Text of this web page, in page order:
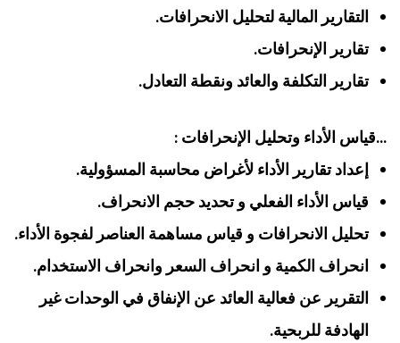
التقارير المالية لتحليل الانحرافات.
تقارير الإنحرافات.
تقارير التكلفة والعائد ونقطة التعادل.
…قياس الأداء وتحليل الإنحرافات :
إعداد تقارير الأداء لأغراض محاسبة المسؤولية.
قياس الأداء الفعلي و تحديد حجم الانحراف.
تحليل الانحرافات و قياس مساهمة العناصر لفجوة الأداء.
انحراف الكمية و انحراف السعر وانحراف الاستخدام.
التقرير عن فعالية العائد عن الإنفاق في الوحدات غير
الهادفة للربحية.